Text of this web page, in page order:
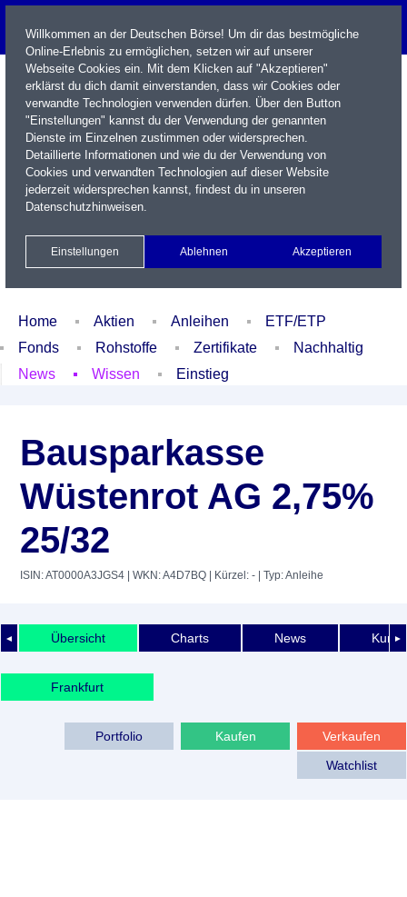
Name / WKN / ISIN / Kürzel
Xetra Realtime
Watchlist Portfolio Login
Home Aktien Anleihen
ETF/ETP
Fonds
Rohstoffe Zertifikate
Nachhaltig
News
Wissen Einstieg
Bausparkasse
Wüstenrot AG 2,75%
25/32
ISIN: AT0000A3JGS4 | WKN: A4D7BQ | Kürzel: - | Typ: Anleihe
◄ ►
Übersicht Charts News
Frankfurt
Verkaufen
Kaufen
Portfolio
Watchlist
Willkommen an der Deutschen Börse! Um dir das bestmögliche
Online-Erlebnis zu ermöglichen, setzen wir auf unserer
Webseite Cookies ein. Mit dem Klicken auf "Akzeptieren"
erklärst du dich damit einverstanden, dass wir Cookies oder
verwandte Technologien verwenden dürfen. Über den Button
"Einstellungen" kannst du der Verwendung der genannten
Dienste im Einzelnen zustimmen oder widersprechen.
Detaillierte Informationen und wie du der Verwendung von
Cookies und verwandten Technologien auf dieser Website
jederzeit widersprechen kannst, findest du in unseren
Datenschutzhinweisen.
Einstellungen Ablehnen Akzeptieren